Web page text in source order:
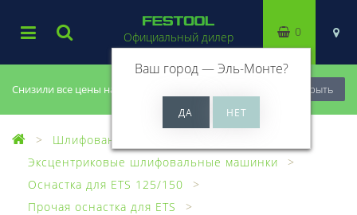
Снизили все цены на 20%, успей купить! Закрыть
Официальный дилер
Ваш город —Эль-Монте?
0
Шлифование
Эксцентриковые шлифовальные машинки
Оснастка для ETS 125/150
Прочая оснастка для ETS